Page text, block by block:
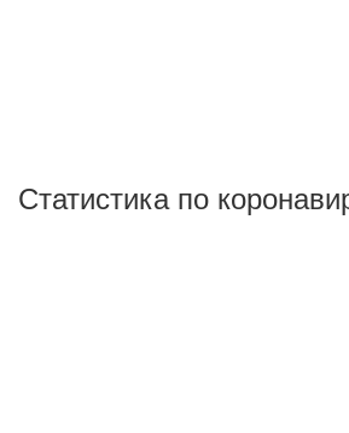
Статистика по